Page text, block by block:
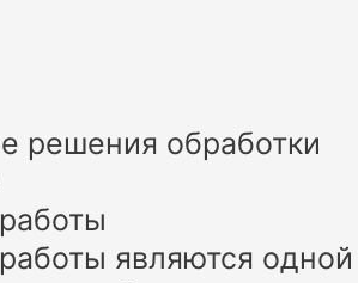
решения обработки
являются одной